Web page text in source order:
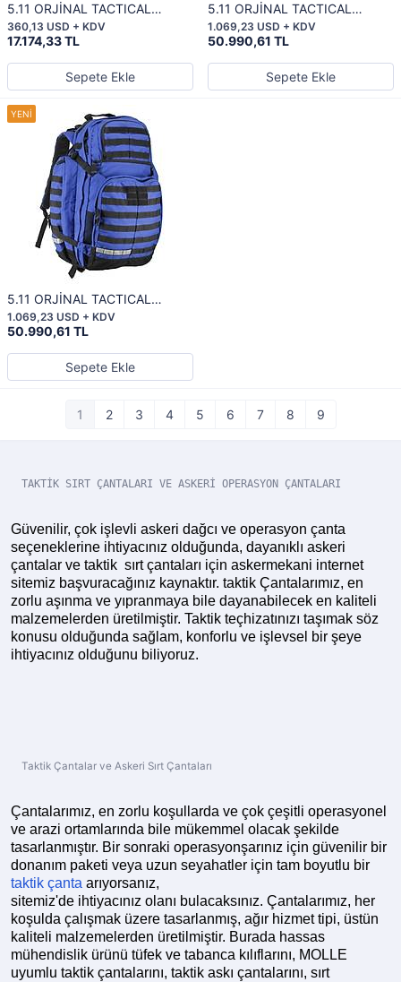
5.11 ORJİNAL TACTICAL
COVRT BOX MESSENGER
TUNDRA
17.174,33 TL
360,13 USD + KDV
Sepete Ekle
5.11 ORJİNAL TACTICAL
RESPONDER 84 ALS
50.990,61 TL
1.069,23 USD + KDV
Sepete Ekle
5.11 ORJİNAL TACTICAL
RESPONDER 84 ALS BLUE
50.990,61 TL
1.069,23 USD + KDV
Sepete Ekle
1 2 3 4 5 6 7 8 9
TAKTİK SIRT ÇANTALARI VE ASKERİ OPERASYON ÇANTALARI
Güvenilir, çok işlevli askeri dağcı ve operasyon çanta
seçeneklerine ihtiyacınız olduğunda, dayanıklı askeri
çantalar ve taktik sırt çantaları için askermekani internet
sitemiz başvuracağınız kaynaktır. taktik Çantalarımız, en
zorlu aşınma ve yıpranmaya bile dayanabilecek en kaliteli
malzemelerden üretilmiştir. Taktik teçhizatınızı taşımak söz
konusu olduğunda sağlam, konforlu ve işlevsel bir şeye
ihtiyacınız olduğunu biliyoruz.
Taktik Çantalar ve Askeri Sırt Çantaları
Çantalarımız, en zorlu koşullarda ve çok çeşitli operasyonel
ve arazi ortamlarında bile mükemmel olacak şekilde
tasarlanmıştır. Bir sonraki operasyonşarınız için güvenilir bir
donanım paketi veya uzun seyahatler için tam boyutlu bir
taktik çanta arıyorsanız,
sitemiz'de ihtiyacınız olanı bulacaksınız. Çantalarımız, her
koşulda çalışmak üzere tasarlanmış, ağır hizmet tipi, üstün
kaliteli malzemelerden üretilmiştir. Burada hassas
mühendislik ürünü tüfek ve tabanca kılıflarını, MOLLE
uyumlu taktik çantalarını, taktik askı çantalarını, sırt